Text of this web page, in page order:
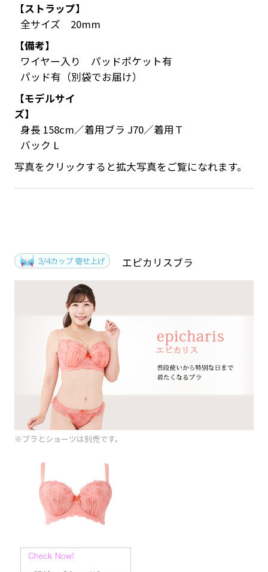
【ストラップ】
全サイズ 20mm
【備考】
ワイヤー入り パッドポケット有
パッド有（別袋でお届け）
【モデルサイ
ズ】
身長 158cm／着用ブラ J70／着用Ｔ
バック L
写真をクリックすると拡大写真をご覧になれます。
エピカリスブラ
※ブラとショーツは別売です。